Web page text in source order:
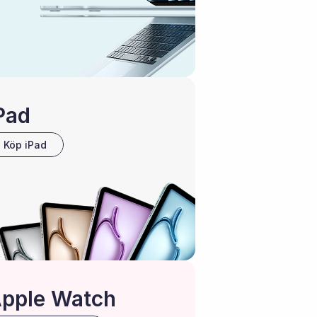
Köp iPad
Watch